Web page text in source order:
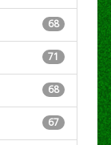
68
71
68
67